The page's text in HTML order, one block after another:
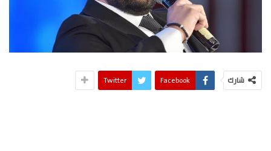
شارك Facebook
Twitter